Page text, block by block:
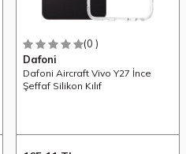
(0 )
Dafoni
Dafoni Aircraft Vivo Y27 İnce
Şeffaf Silikon Kılıf